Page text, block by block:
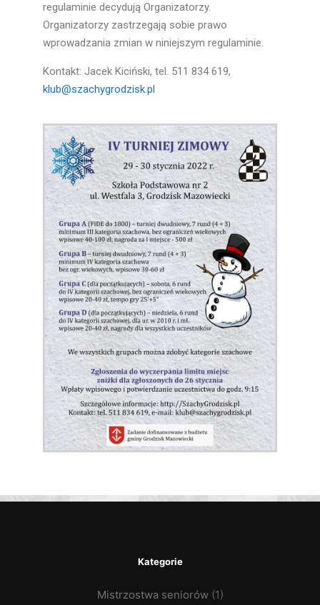
regulaminie decydują Organizatorzy.
Organizatorzy zastrzegają sobie prawo
wprowadzania zmian w niniejszym regulaminie.
Kontakt: Jacek Kiciński, tel. 511 834 619,
klub@szachygrodzisk.pl
Kategorie
Mistrzostwa seniorów(1)